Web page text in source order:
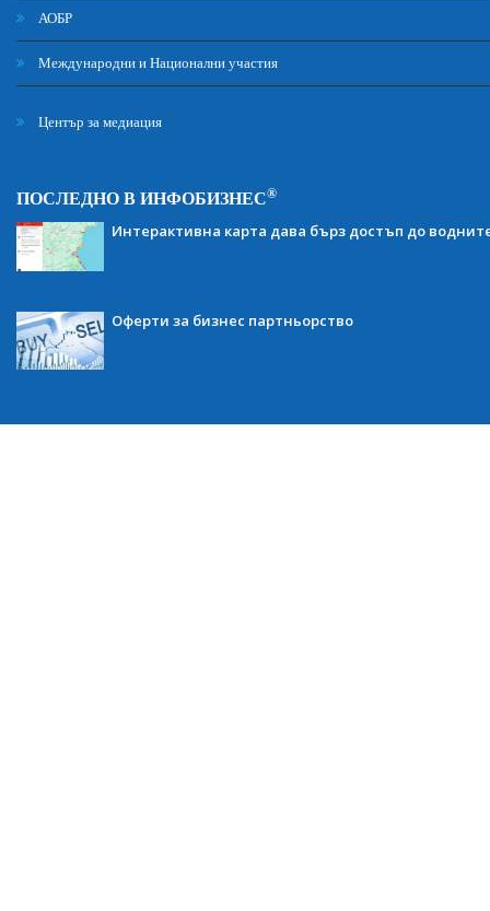
АОБР
Международни и Национални участия
Център за медиация
ПОСЛЕДНО В ИНФОБИЗНЕС®
Интерактивна карта дава бърз достъп до
Оферти за бизнес партньорство